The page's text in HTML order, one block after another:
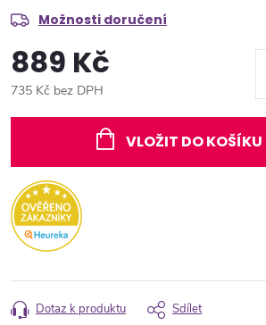
Možnosti doručení
889 Kč
735 Kč bez DPH
VLOŽIT DO KOŠÍKU
Dotaz k produktu Sdílet